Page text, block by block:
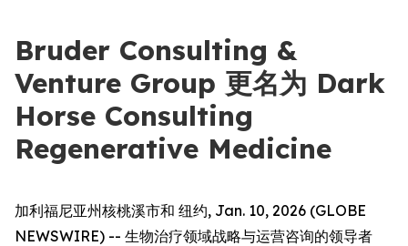
Bruder Consulting &
Venture Group 更名为 Dark
Horse Consulting
Regenerative Medicine
加利福尼亚州核桃溪市和 纽约, Jan. 10, 2026 (GLOBE
NEWSWIRE) -- 生物治疗领域战略与运营咨询的领导者